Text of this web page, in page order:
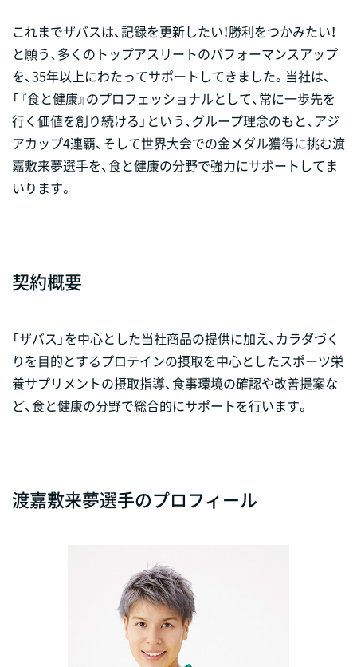
これまでザバスは、記録を更新したい！勝利をつかみたい！
と願う、多くのトップアスリートのパフォーマンスアップ
を、35年以上にわたってサポートしてきました。当社は、
「『食と健康』のプロフェッショナルとして、常に一歩先を
行く価値を創り続ける」という、グループ理念のもと、アジ
アカップ4連覇、そして世界大会での金メダル獲得に挑む渡
嘉敷来夢選手を、食と健康の分野で強力にサポートしてま
いります。
契約概要
「ザバス」を中心とした当社商品の提供に加え、カラダづく
りを目的とするプロテインの摂取を中心としたスポーツ栄
養サプリメントの摂取指導、食事環境の確認や改善提案な
ど、食と健康の分野で総合的にサポートを行います。
渡嘉敷来夢選手のプロフィール